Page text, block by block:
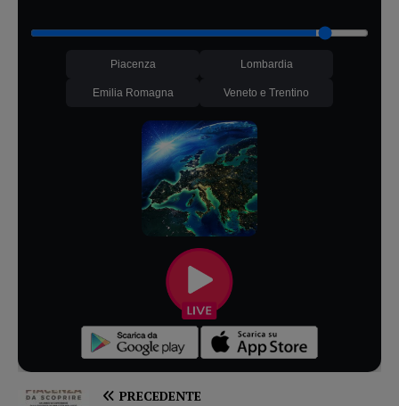
Piacenza Lombardia
Emilia Romagna Veneto e Trentino
PRECEDENTE